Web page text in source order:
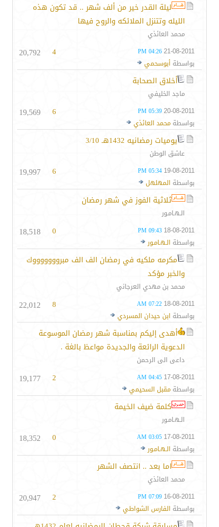
ليلة القدر خير من ألف شهر .. قد تكون هذه
الليله وتتنزل الملائكه والروح فيها
محمد العائذي
21-08-2011
04:26 PM
بواسطة أبوسحمي
4
20,792
أخلاق الصحابة
ماجد الخليفي
20-08-2011
05:39 PM
بواسطة محمد العائذي
6
19,569
يوميات رمضانيه 1432هـ 3/10
عاشق الوطن
19-08-2011
05:34 PM
بواسطة المهلهل
6
19,997
ثلاثية الفوز في شهر رمضان
الـهـامـور
18-08-2011
09:43 PM
بواسطة الـهـامـور
0
18,518
مكرمه ملكيه في رمضان الف الف مبروووووووك
والخبر مؤكد
محمد بن مهدي العرجاني
18-08-2011
07:22 AM
بواسطة ابن حيدان المسردي
8
22,012
أهدى إليكم بمناسبة شهر رمضان الموسوعة
الدعوية الرائعة والجديدة مواعظ بالغة .
داعى الى الرحمن
17-08-2011
04:45 AM
بواسطة مقبل السحيمي
2
19,177
كلمة ضيف الخيمة
الـهـامـور
17-08-2011
03:05 AM
بواسطة الـهـامـور
0
18,352
اما بعد .. انتصف الشهر
محمد العائذي
16-08-2011
07:09 PM
بواسطة الفارس الشواطي
2
20,947